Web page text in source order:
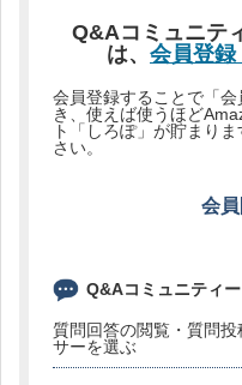
Q&Aコミュニテ
は、 会員登録
会員登録することで「
き、使えば使うほど
ト「しろぽ」が貯まり
さい。
会
Q&Aコミュニティー
質問回答の閲覧・質問
サーを選ぶ